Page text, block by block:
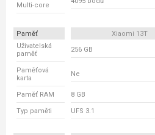
Multi-core
Paměť Xiaomi 13T
Uživatelská
paměť
256 GB
Paměťová
karta
Ne
Paměť RAM 8 GB
Typ paměti UFS 3.1